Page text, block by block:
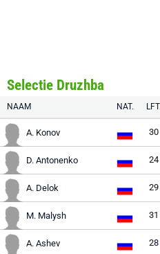
Selectie Druzhba
NAAM NAT. LFT.
A. Konov 30
D. Antonenko 24
A. Delok 29
M. Malysh 31
A. Ashev 28